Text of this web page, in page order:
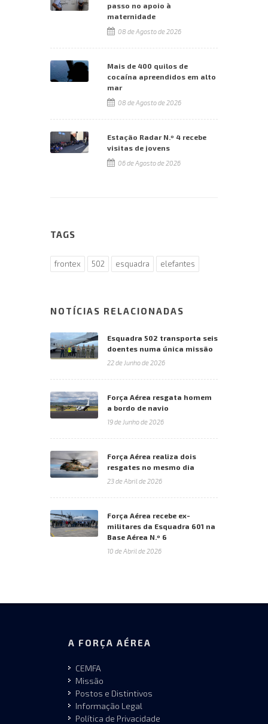
passo no apoio à
maternidade
08 de Agosto de 2026
Mais de 400 quilos de
cocaína apreendidos em alto
mar
08 de Agosto de 2026
Estação Radar N.º 4 recebe
visitas de jovens
06 de Agosto de 2026
TAGS
frontex 502 esquadra elefantes
NOTÍCIAS RELACIONADAS
Esquadra 502 transporta seis
doentes numa única missão
22 de Junho de 2026
Força Aérea resgata homem
a bordo de navio
19 de Junho de 2026
Força Aérea realiza dois
resgates no mesmo dia
23 de Abril de 2026
Força Aérea recebe ex-
militares da Esquadra 601 na
Base Aérea N.º 6
10 de Abril de 2026
A FORÇA AÉREA
CEMFA
Missão
Postos e Distintivos
Informação Legal
Política de Privacidade